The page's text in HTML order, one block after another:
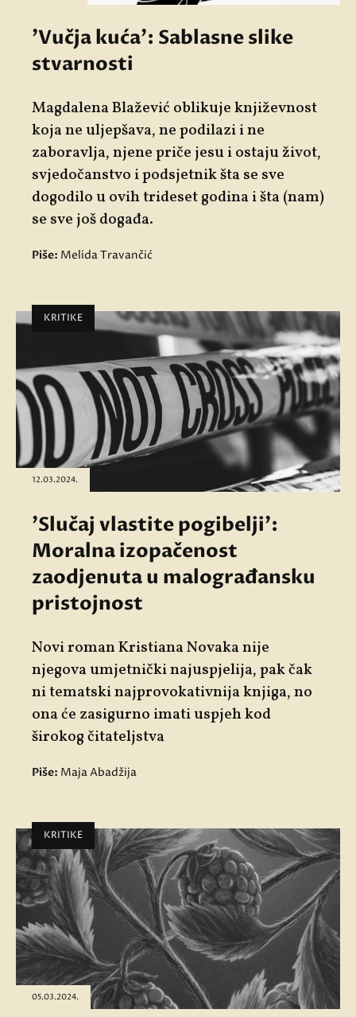
'Vučja kuća': Sablasne slike
stvarnosti
Magdalena Blažević oblikuje književnost
koja ne uljepšava, ne podilazi i ne
zaboravlja, njene priče jesu i ostaju život,
svjedočanstvo i podsjetnik šta se sve
dogodilo u ovih trideset godina i šta (nam)
se sve još događa.
Piše: Melida Travančić
KRITIKE
12.03.2024.
'Slučaj vlastite pogibelji':
Moralna izopačenost
zaodjenuta u malograđansku
pristojnost
Novi roman Kristiana Novaka nije
njegova umjetnički najuspjelija, pak čak
ni tematski najprovokativnija knjiga, no
ona će zasigurno imati uspjeh kod
širokog čitateljstva
Piše: Maja Abadžija
KRITIKE
05.03.2024.